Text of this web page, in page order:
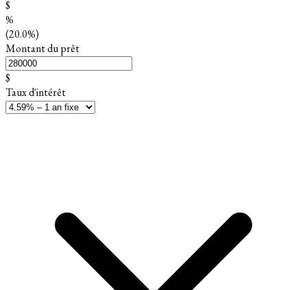
$
%
(20.0%)
Montant du prêt
$
Taux d'intérêt